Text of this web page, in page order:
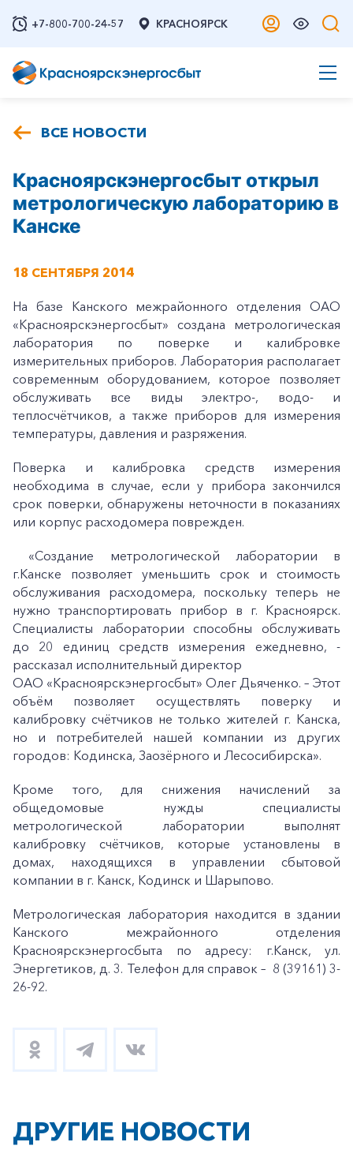
+7-800-700-24-57 КРАСНОЯРСК
ВСЕ НОВОСТИ
Красноярскэнергосбыт открыл
метрологическую лабораторию в
Канске
18 СЕНТЯБРЯ 2014
На базе Канского межрайонного отделения ОАО
«Красноярскэнергосбыт» создана метрологическая
лаборатория по поверке и калибровке
измерительных приборов. Лаборатория располагает
современным оборудованием, которое позволяет
обслуживать все виды электро-, водо- и
теплосчётчиков, а также приборов для измерения
температуры, давления и разряжения.
Поверка и калибровка средств измерения
необходима в случае, если у прибора закончился
срок поверки, обнаружены неточности в показаниях
или корпус расходомера поврежден.
«Создание метрологической лаборатории в
г.Канске позволяет уменьшить срок и стоимость
обслуживания расходомера, поскольку теперь не
нужно транспортировать прибор в г. Красноярск.
Специалисты лаборатории способны обслуживать
до 20 единиц средств измерения ежедневно, -
рассказал исполнительный директор
ОАО «Красноярскэнергосбыт» Олег Дьяченко. – Этот
объём позволяет осуществлять поверку и
калибровку счётчиков не только жителей г. Канска,
но и потребителей нашей компании из других
городов: Кодинска, Заозёрного и Лесосибирска».
Кроме того, для снижения начислений за
общедомовые нужды специалисты
метрологической лаборатории выполнят
калибровку счётчиков, которые установлены в
домах, находящихся в управлении сбытовой
компании в г. Канск, Кодинск и Шарыпово.
Метрологическая лаборатория находится в здании
Канского межрайонного отделения
Красноярскэнергосбыта по адресу: г.Канск, ул.
Энергетиков, д. 3. Телефон для справок – 8 (39161) 3-
26-92.
ДРУГИЕ НОВОСТИ